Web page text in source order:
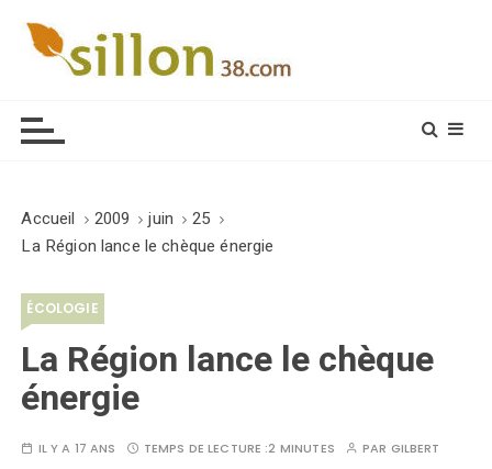
Accueil 2009 juin
25
La Région lance le chèque énergie
ÉCOLOGIE
La Région lance le chèque
énergie
IL Y A 17 ANS TEMPS DE LECTURE :2 MINUTES PAR GILBERT